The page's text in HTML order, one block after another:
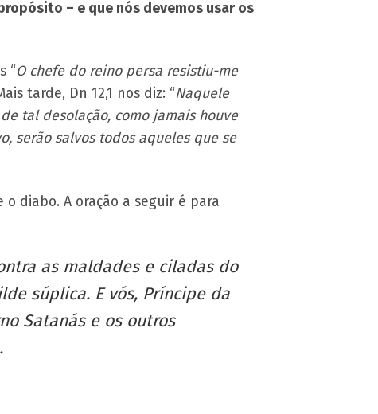
– e que nós devemos usar os
“O chefe do reino persa resistiu-me
tarde, Dn 12,1 nos diz: “Naquele
tal desolação, como jamais houve
serão salvos todos aqueles que se
diabo. A oração a seguir é para
as maldades e ciladas do
súplica. E vós, Príncipe da
Satanás e os outros